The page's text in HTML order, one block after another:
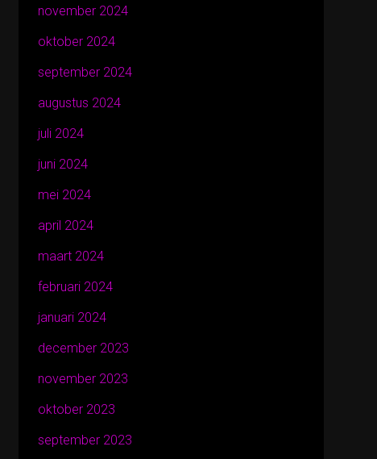
november 2024
oktober 2024
september 2024
augustus 2024
juli 2024
juni 2024
mei 2024
april 2024
maart 2024
februari 2024
januari 2024
december 2023
november 2023
oktober 2023
september 2023